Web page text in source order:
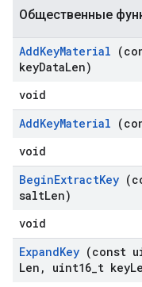
Общественные
AddKeyMaterial
keyDataLen)
void
AddKeyMaterial
void
BeginExtractKey
saltLen)
void
ExpandKey (const
Len , uint16 t key